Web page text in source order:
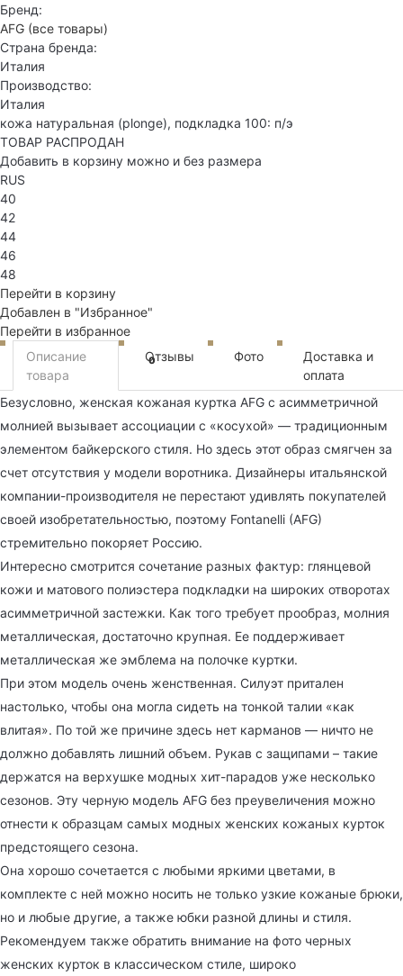
Бренд:
AFG (все товары)
Страна бренда:
Италия
Производство:
Италия
кожа натуральная (plonge), подкладка 100: п/э
ТОВАР РАСПРОДАН
Добавить в корзину можно и без размера
RUS
40
42
44
46
48
Перейти в корзину
Добавлен в "Избранное"
Перейти в избранное
Описание
товара
Отзывы
0 Фото
Доставка и
оплата
Безусловно, женская кожаная куртка AFG с асимметричной
молнией вызывает ассоциации с «косухой» — традиционным
элементом байкерского стиля. Но здесь этот образ смягчен за
счет отсутствия у модели воротника. Дизайнеры итальянской
компании-производителя не перестают удивлять покупателей
своей изобретательностью, поэтому Fontanelli (AFG)
стремительно покоряет Россию.
Интересно смотрится сочетание разных фактур: глянцевой
кожи и матового полиэстера подкладки на широких отворотах
асимметричной застежки. Как того требует прообраз, молния
металлическая, достаточно крупная. Ее поддерживает
металлическая же эмблема на полочке куртки.
При этом модель очень женственная. Силуэт притален
настолько, чтобы она могла сидеть на тонкой талии «как
влитая». По той же причине здесь нет карманов — ничто не
должно добавлять лишний объем. Рукав с защипами – такие
держатся на верхушке модных хит-парадов уже несколько
сезонов. Эту черную модель AFG без преувеличения можно
отнести к образцам самых модных женских кожаных курток
предстоящего сезона.
Она хорошо сочетается с любыми яркими цветами, в
комплекте с ней можно носить не только узкие кожаные брюки,
но и любые другие, а также юбки разной длины и стиля.
Рекомендуем также обратить внимание на фото черных
женских курток в классическом стиле, широко